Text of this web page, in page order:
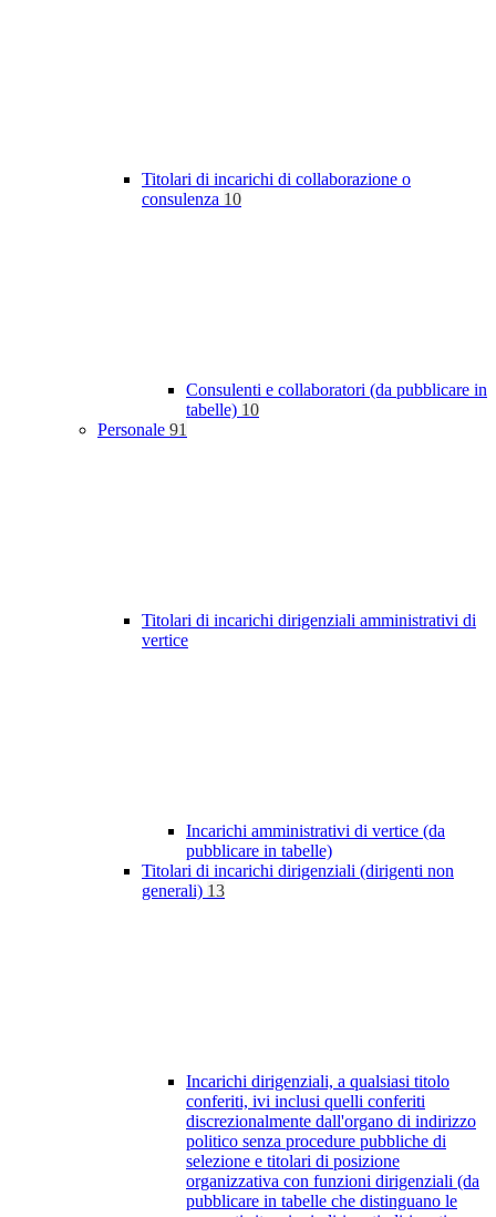
Titolari di incarichi di collaborazione o
consulenza 10
Consulenti e collaboratori (da pubblicare in
tabelle) 10
Personale 91
Titolari di incarichi dirigenziali amministrativi di
vertice
Incarichi amministrativi di vertice (da
pubblicare in tabelle)
Titolari di incarichi dirigenziali (dirigenti non
generali) 13
Incarichi dirigenziali, a qualsiasi titolo
conferiti, ivi inclusi quelli conferiti
discrezionalmente dall'organo di indirizzo
politico senza procedure pubbliche di
selezione e titolari di posizione
organizzativa con funzioni dirigenziali (da
pubblicare in tabelle che distinguano le